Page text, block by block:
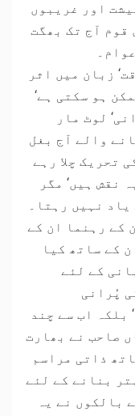
اور غریبوں
قوم آج تک بھگت
زبان میں اثر
ہو سکتی ہے‘
لوٹ مار
والے آج بغل
تحریک چلا رہے
نقش ہیں‘ مگر
یاد نہیں رہتا۔
کے رہنما ان کے
کے ساتھ کیا
کے لئے
پُرانی
بلکہ اب سے چند
صاحب نے بھارت
ذاتی مراسم
بنانے کے لئے
بالکوں نے یہ